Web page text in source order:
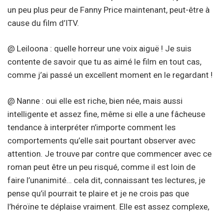
un peu plus peur de Fanny Price maintenant, peut-être à
cause du film d’ITV.
@ Leiloona : quelle horreur une voix aiguë ! Je suis
contente de savoir que tu as aimé le film en tout cas,
comme j’ai passé un excellent moment en le regardant !
@ Nanne : oui elle est riche, bien née, mais aussi
intelligente et assez fine, même si elle a une fâcheuse
tendance à interpréter n’importe comment les
comportements qu’elle sait pourtant observer avec
attention. Je trouve par contre que commencer avec ce
roman peut être un peu risqué, comme il est loin de
faire l’unanimité… cela dit, connaissant tes lectures, je
pense qu’il pourrait te plaire et je ne crois pas que
l’héroïne te déplaise vraiment. Elle est assez complexe,